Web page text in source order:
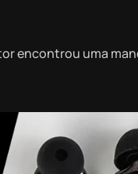
encontrou uma